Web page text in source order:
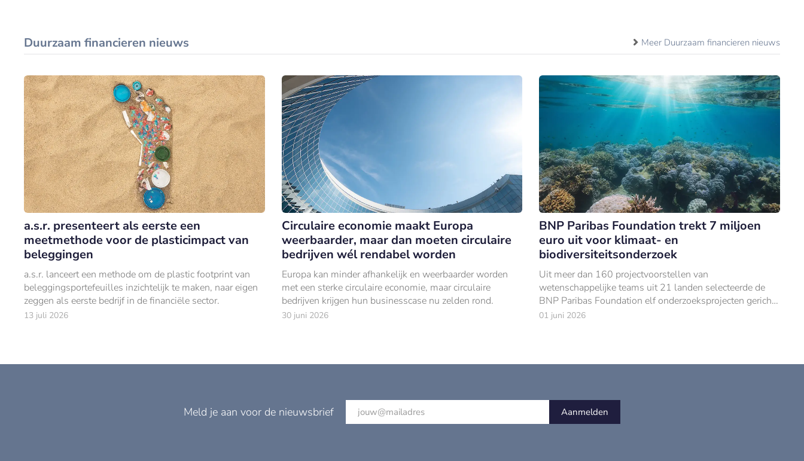
Duurzaam financieren nieuws Meer Duurzaam financieren nieuws
a.s.r. presenteert als eerste een
meetmethode voor de plasticimpact van
beleggingen
a.s.r. lanceert een methode om de plastic footprint van
beleggingsportefeuilles inzichtelijk te maken, naar eigen
zeggen als eerste bedrijf in de financiële sector.
13 juli 2026
Circulaire economie maakt Europa
weerbaarder, maar dan moeten circulaire
bedrijven wél rendabel worden
Europa kan minder afhankelijk en weerbaarder worden
met een sterke circulaire economie, maar circulaire
bedrijven krijgen hun businesscase nu zelden rond.
30 juni 2026
BNP Paribas Foundation trekt 7 miljoen
euro uit voor klimaat- en
biodiversiteitsonderzoek
Uit meer dan 160 projectvoorstellen van
wetenschappelijke teams uit 21 landen selecteerde de
BNP Paribas Foundation elf onderzoeksprojecten gericht
op het behoud van oceaan- en kustecosystemen.
01 juni 2026
Meld je aan voor de nieuwsbrief Aanmelden